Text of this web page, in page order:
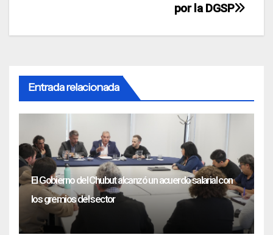
entradas
por la DGSP
Entrada relacionada
El Gobierno del Chubut alcanzó un acuerdo salarial con
los gremios del sector